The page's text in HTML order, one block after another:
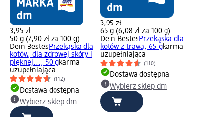
3,95 zł
50 g (7,90 zł za 100 g)
Dein BestesPrzekąska dla
kotów, dla zdrowej skóry i
pięknej..., 50 gkarma
uzupełniająca
(112)
Dostawa dostępna
Wybierz sklep dm
3,95 zł
65 g (6,08 zł za 100 g)
Dein BestesPrzekąska dla
kotów z trawą, 65 gkarma
uzupełniająca
(110)
Dostawa dostępna
Wybierz sklep dm